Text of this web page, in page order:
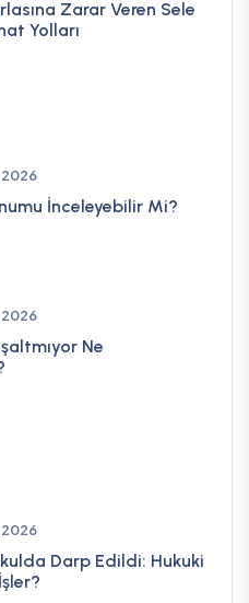
Zarar Veren Sele
Yolları
İnceleyebilir Mi?
Ne
Darp Edildi: Hukuki